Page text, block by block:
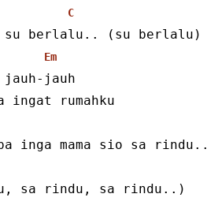
C
su berlalu.. (su berlalu)
Em
jauh-jauh
ingat rumahku
inga mama sio sa rindu..
sa rindu, sa rindu..)